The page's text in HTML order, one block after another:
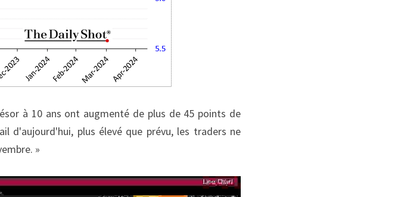
à 10 ans ont augmenté de plus de 45 points de
d'aujourd'hui, plus élevé que prévu, les traders ne
»